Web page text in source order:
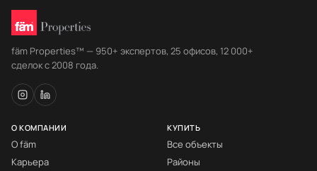
fäm Properties™ — 950+ экспертов, 25 офисов, 12 000+
сделок с 2008 года.
О КОМПАНИИ
О fäm
Карьера
КУПИТЬ
Все объекты
Районы